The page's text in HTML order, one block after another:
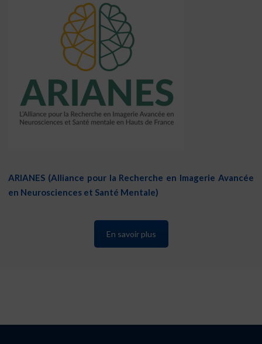
ARIANES (Alliance pour la Recherche en Imagerie Avancée
en Neurosciences et Santé Mentale)
En savoir plus